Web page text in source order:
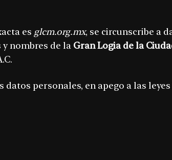
es glcm.org.mx, se circunscribe a
nombres de la Gran Logia de la
personales, en apego a las